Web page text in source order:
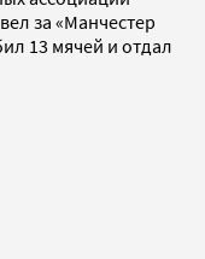
за «Манчестер
13 мячей и отдал